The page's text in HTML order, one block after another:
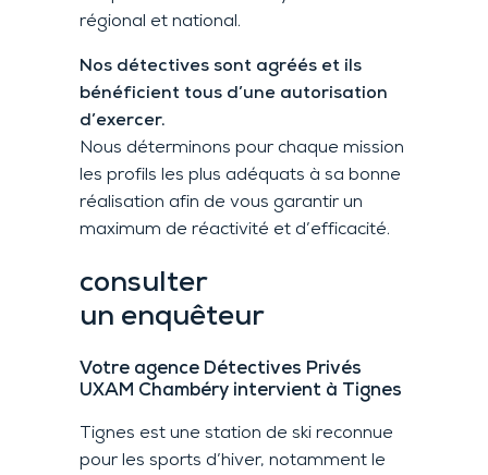
régional et national.
Nos détectives sont agréés et ils
bénéficient tous d’une autorisation
d’exercer.
Nous déterminons pour chaque mission
les profils les plus adéquats à sa bonne
réalisation afin de vous garantir un
maximum de réactivité et d’efficacité.
consulter
un enquêteur
Votre agence Détectives Privés
UXAM Chambéry intervient à Tignes
Tignes est une station de ski reconnue
pour les sports d’hiver, notamment le